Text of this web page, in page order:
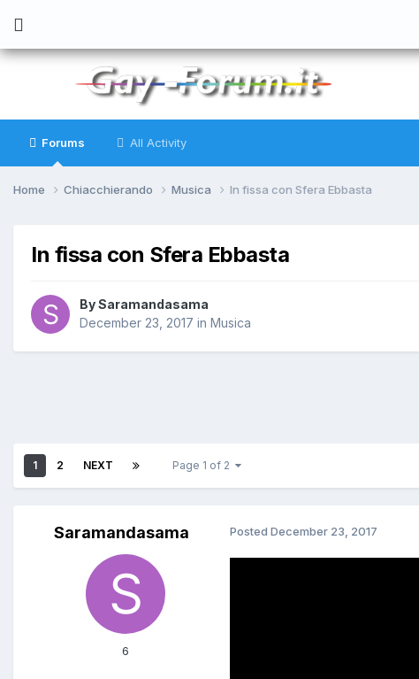
Forums All Activity
Home Chiacchierando Musica In fissa con Sfera Ebbasta
In fissa con Sfera Ebbasta
BySaramandasama
December 23, 2017 in Musica
1 2 NEXT Page 1 of 2
Saramandasama
6
Posted December 23, 2017